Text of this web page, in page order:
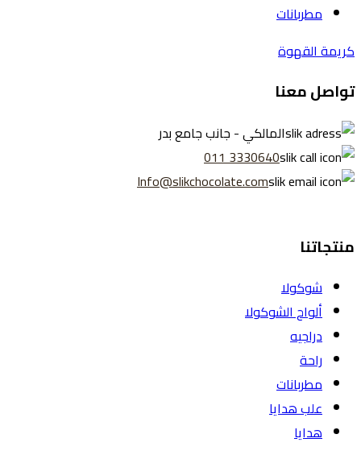
مطربانات
كريمة القهوة
تواصل معنا
المالكي - جانب جامع بدر
3330640 011
Info@slikchocolate.com
منتجاتنا
شوكولا
ألواح الشوكولا
دراجيه
راحة
مطربانات
علب هدايا
هدايا